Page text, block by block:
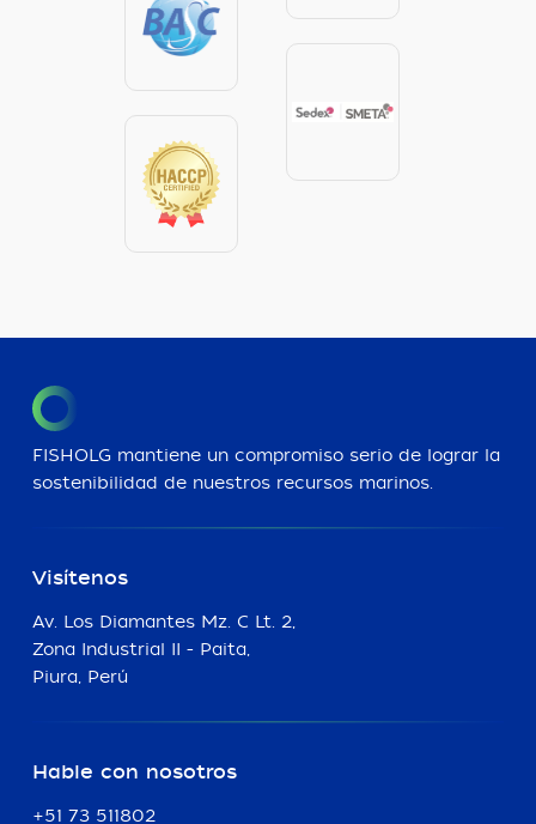
FISHOLG mantiene un compromiso serio de lograr la
sostenibilidad de nuestros recursos marinos.
Visítenos
Av. Los Diamantes Mz. C Lt. 2,
Zona Industrial II - Paita,
Piura, Perú
Hable con nosotros
+51 73 511802